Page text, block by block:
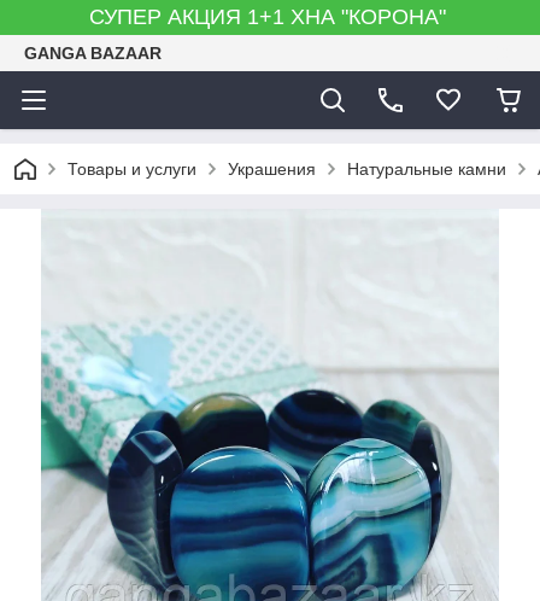
СУПЕР АКЦИЯ 1+1 ХНА "КОРОНА"
GANGA BAZAAR
Товары и услуги Украшения Натуральные камни